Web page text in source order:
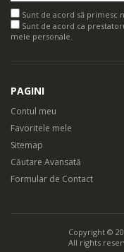
Sunt de acord să
Sunt de acord ca
mele personale.
PAGINI
Contul meu
Favoritele mele
Sitemap
Căutare Avansată
Formular de Contact
Copyright ©
All rights